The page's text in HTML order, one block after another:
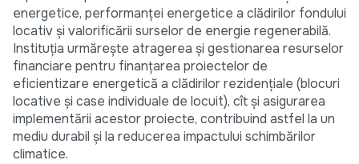
energetice, performanței energetice a clădirilor fondului
locativ și valorificării surselor de energie regenerabilă.
Instituția urmărește atragerea și gestionarea resurselor
financiare pentru finanțarea proiectelor de
eficientizare energetică a clădirilor rezidențiale (blocuri
locative și case individuale de locuit), cît și asigurarea
implementării acestor proiecte, contribuind astfel la un
mediu durabil și la reducerea impactului schimbărilor
climatice.